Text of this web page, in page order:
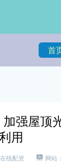
首
强屋顶
用
线配资 网站